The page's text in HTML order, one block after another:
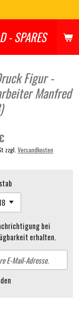
- SPARES
Figur -
Manfred
zzgl. Versandkosten
bei
erhalten.